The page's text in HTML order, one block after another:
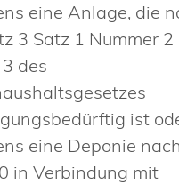
eine Anlage, die
3 Satz 1 Nummer 2
des
ist
eine Deponie nach
in Verbindung mit